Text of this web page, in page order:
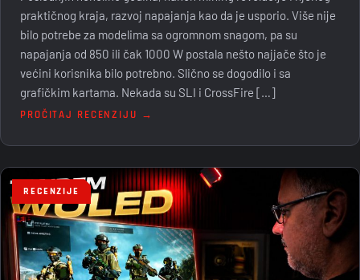
praktičnog kraja, razvoj napajanja kao da je usporio. Više nije
bilo potrebe za modelima sa ogromnom snagom, pa su
napajanja od 850 ili čak 1000 W postala nešto najjače što je
većini korisnika bilo potrebno. Slično se dogodilo i sa
grafičkim kartama. Nekada su SLI i CrossFire […]
PROČITAJ RECENZIJU →
RECENZIJE